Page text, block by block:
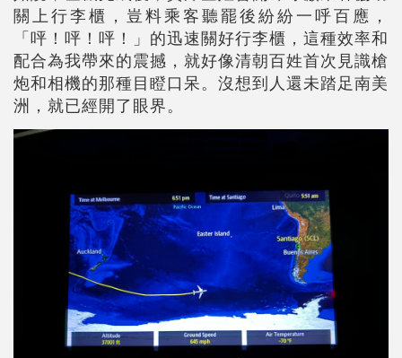
關上行李櫃，豈料乘客聽罷後紛紛一呼百應，
「呯！呯！呯！」的迅速關好行李櫃，這種效率和
配合為我帶來的震撼，就好像清朝百姓首次見識槍
炮和相機的那種目瞪口呆。沒想到人還未踏足南美
洲，就已經開了眼界。